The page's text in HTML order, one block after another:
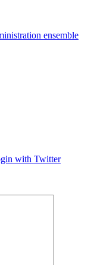
ensemble
with Twitter